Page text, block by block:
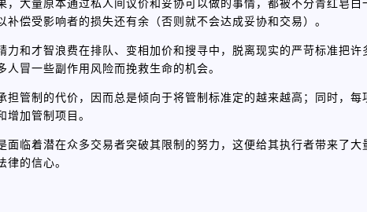
偿受影响者的损失还有余（否则就不会达成妥协和交易）。
和才智浪费在排队、变相加价和搜寻中，脱离现实的严苛标准把许
冒一些副作用风险而挽救生命的机会。
管制的代价，因而总是倾向于将管制标准定的越来越高；同时，每
加管制项目。
临着潜在众多交易者突破其限制的努力，这便给其执行者带来了大
的信心。